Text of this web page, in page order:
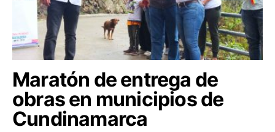
Maratón de entrega de
obras en municipios de
Cundinamarca